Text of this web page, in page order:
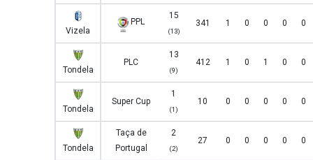
Vizela
PPL
15
(13)
341 1 0 0 0 0
Tondela
PLC
13
(9)
412 1 0 1 0 0
Tondela
Super Cup
1
(1)
10 0 0 0 0 0
Tondela
Taça de
Portugal
2
(2)
27 0 0 0 0 0